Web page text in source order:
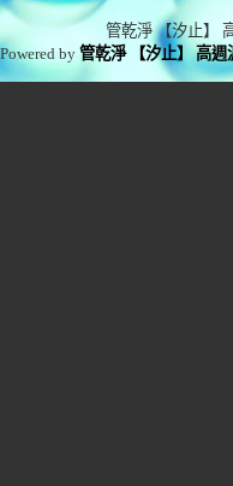
管乾淨 【汐止】
Powered by管乾淨 【汐止】 高週